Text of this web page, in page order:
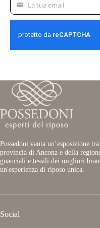
La
tua
La tua email
Possedoni vanta un’esposizione
provincia di Ancona e della
guanciali e tessili dei migliori
un'esperienza di riposo unica.
Social